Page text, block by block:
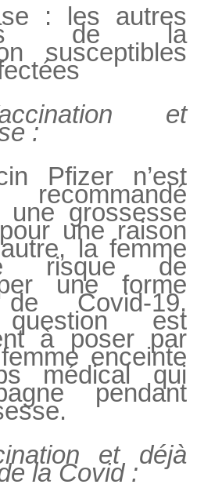
: les autres
de la
susceptibles
et
:
Pfizer n’est
une grossesse
une raison
la femme
risque de
une forme
Covid-19.
est
à poser par
enceinte
médical qui
pendant
et déjà
la Covid :